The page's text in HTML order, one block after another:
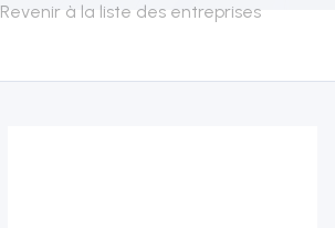
Revenir à la liste des entreprises